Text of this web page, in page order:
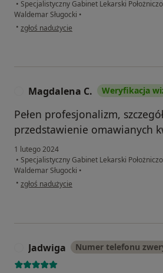
• Specjalistyczny Gabinet Lekarski
Waldemar Sługocki •
• w opinii użytkownika Anna W.K.
zgłoś nadużycie
Magdalena C. Weryfikacja
Pełen profesjonalizm,
przedstawienie omawianych
1 lutego 2024
• Specjalistyczny Gabinet Lekarski
Waldemar Sługocki •
• w opinii użytkownika Magdalena C.
zgłoś nadużycie
Jadwiga Numer telefonu